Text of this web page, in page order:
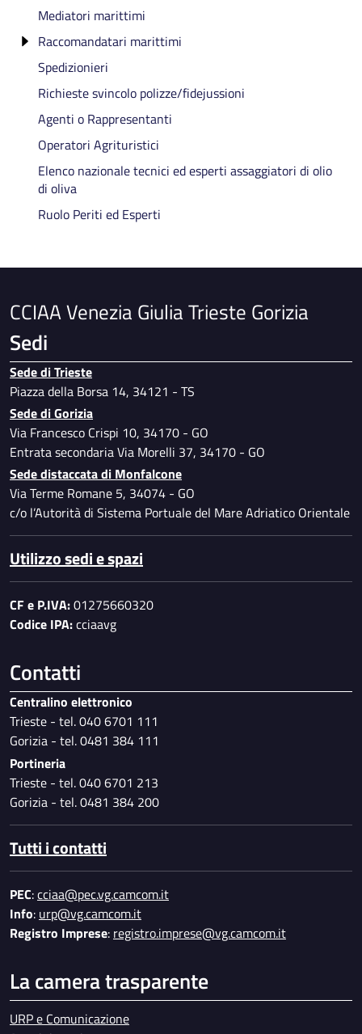
Elenco dei Mediatori e delle Agenzie immobiliari
Mediatori marittimi
Raccomandatari marittimi
Elenco dei Raccomandatari marittimi
Spedizionieri
Richieste svincolo polizze/fidejussioni
Agenti o Rappresentanti
Operatori Agrituristici
Elenco nazionale tecnici ed esperti assaggiatori di olio
di oliva
Ruolo Periti ed Esperti
CCIAA Venezia Giulia Trieste Gorizia
Sedi
Sede di Trieste
Piazza della Borsa 14, 34121 - TS
Sede di Gorizia
Via Francesco Crispi 10, 34170 - GO
Entrata secondaria Via Morelli 37, 34170 - GO
Sede distaccata di Monfalcone
Via Terme Romane 5, 34074 - GO
c/o l’Autorità di Sistema Portuale del Mare Adriatico Orientale
Utilizzo sedi e spazi
CF e P.IVA:01275660320
Codice IPA:cciaavg
Contatti
Centralino elettronico
Trieste - tel. 040 6701 111
Gorizia - tel. 0481 384 111
Portineria
Trieste - tel. 040 6701 213
Gorizia - tel. 0481 384 200
Tutti i contatti
PEC:cciaa@pec.vg.camcom.it
Info: urp@vg.camcom.it
Registro Imprese: registro.imprese@vg.camcom.it
La camera trasparente
URP e Comunicazione